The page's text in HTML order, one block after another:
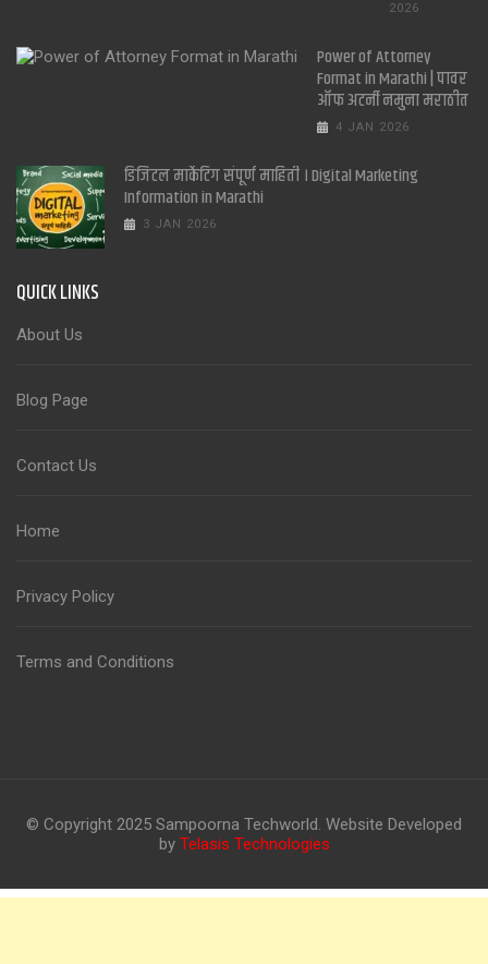
2026
Power of Attorney
Format in Marathi | पावर
ऑफ अटर्नी नमुना मराठीत
4 JAN 2026
डिजिटल मार्केटिंग संपूर्ण माहिती । Digital Marketing
Information in Marathi
3 JAN 2026
QUICK LINKS
About Us
Blog Page
Contact Us
Home
Privacy Policy
Terms and Conditions
© Copyright 2025 Sampoorna Techworld. Website Developed
by Telasis Technologies